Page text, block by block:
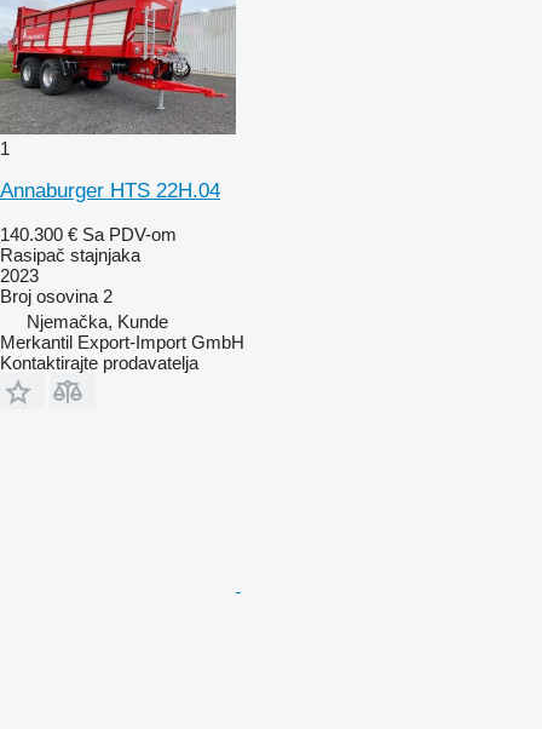
1
Annaburger HTS 22H.04
140.300 € Sa PDV-om
Rasipač stajnjaka
2023
Broj osovina 2
Njemačka, Kunde
Merkantil Export-Import GmbH
Kontaktirajte prodavatelja